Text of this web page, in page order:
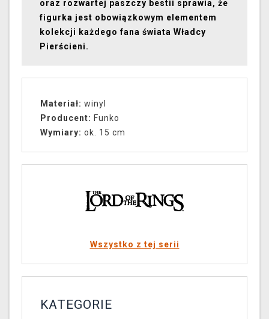
oraz rozwartej paszczy bestii sprawia, że
figurka jest obowiązkowym elementem
kolekcji każdego fana świata Władcy
Pierścieni.
Materiał: winyl
Producent: Funko
Wymiary: ok. 15 cm
Wszystko z tej serii
KATEGORIE